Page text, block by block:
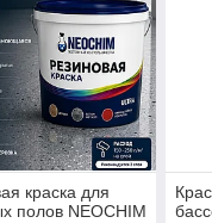
краска для
полов NEOCHIM